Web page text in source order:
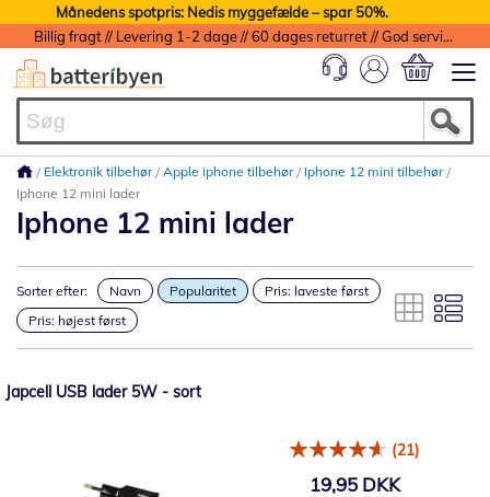
Månedens spotpris: Nedis myggefælde – spar 50%.
Billig fragt // Levering 1-2 dage // 60 dages returret // God service med garanti
Elektronik tilbehør Apple iphone tilbehør
Iphone 12 mini tilbehør
Iphone 12 mini lader
Iphone 12 mini lader
Sorter efter: Navn Popularitet
Pris: laveste først
Pris: højest først
Japcell USB lader 5W - sort
(21)
19,95 DKK